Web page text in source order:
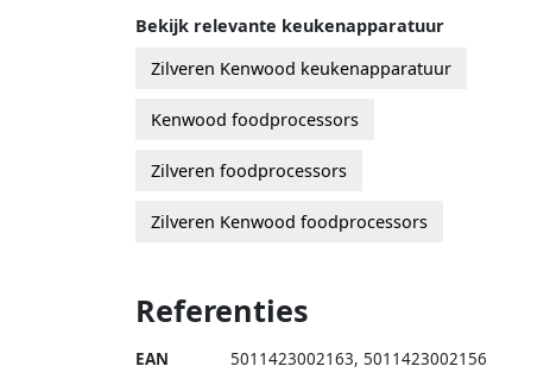
Bekijk relevante keukenapparatuur
Zilveren Kenwood keukenapparatuur
Kenwood foodprocessors
Zilveren foodprocessors
Zilveren Kenwood foodprocessors
Referenties
EAN 5011423002163, 5011423002156